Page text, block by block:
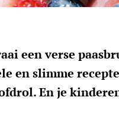
een verse
en slimme
En je